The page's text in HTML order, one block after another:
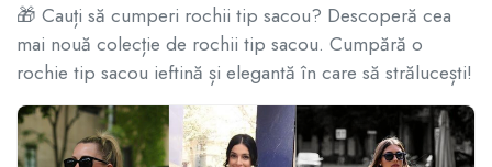
🎁 Cauți să cumperi rochii tip sacou? Descoperă cea
mai nouă colecție de rochii tip sacou. Cumpără o
rochie tip sacou ieftină și elegantă în care să strălucești!